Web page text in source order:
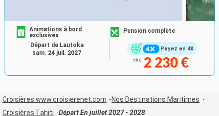
Payez en 4X
Animations à bord
exclusives
Pension complète
dès 2 230 €
Départ de Lautoka
sam. 24 juil. 2027
Croisières www.croisierenet.com
Nos Destinations Maritimes
Croisières Tahiti
Départ En juillet 2027 - 2028